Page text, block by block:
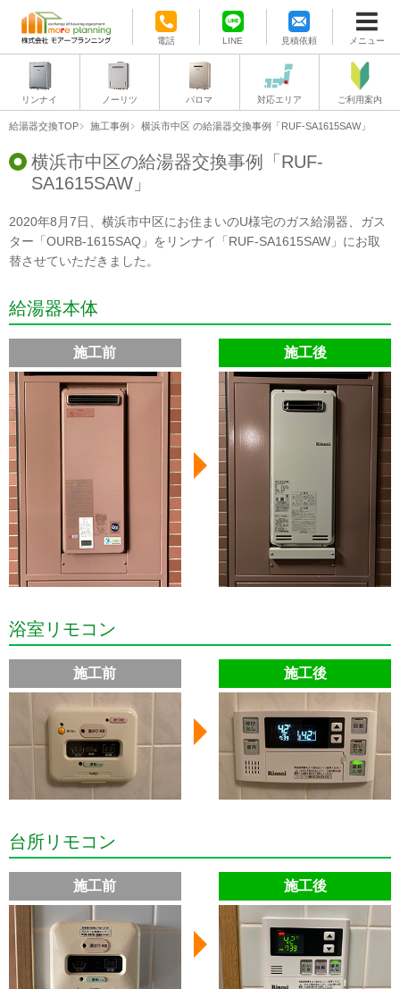
電話 LINE 見積依頼 メニュー
リンナイ ノーリツ パロマ 対応エリア ご利用案内
給湯器交換TOP 施工事例 横浜市中区 の給湯器交換事例「RUF-SA1615SAW」
横浜市中区の給湯器交換事例「RUF-
SA1615SAW」
2020年8月7日、横浜市中区にお住まいのU様宅のガス給湯器、ガス
ター「OURB-1615SAQ」をリンナイ「RUF-SA1615SAW」にお取
替させていただきました。
給湯器本体
施工前 施工後
浴室リモコン
施工前 施工後
台所リモコン
施工前 施工後